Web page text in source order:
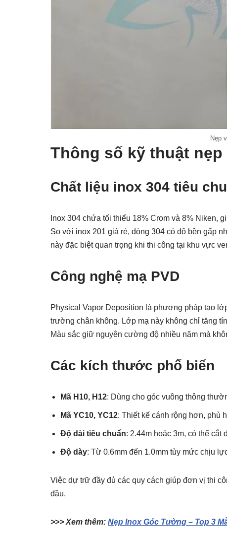
Nẹp
Thông số kỹ thuật nẹp
Chất liệu inox 304 tiêu
Inox 304 chứa tối thiểu 18% Crom và 8% Niken,
So với inox 201 giá rẻ, dòng 304 có độ bền gấp
này đặc biệt quan trọng khi thi công tại khu vực
Công nghệ mạ PVD
Physical Vapor Deposition là phương pháp tạo
trường chân không. Lớp mạ này không chỉ tăng
Màu sắc giữ nguyên cường độ nhiều năm mà
Các kích thước phổ biến
Mã H10, H12: Dùng cho góc vuông thông
Mã YC10, YC12: Thiết kế cánh rộng hơn, phù
Độ dài tiêu chuẩn: 2.44m hoặc 3m, có thể cắt
Độ dày: Từ 0.6mm đến 1.0mm tùy mức chịu
Việc dự trữ đầy đủ các quy cách giúp đơn vị thi
đầu.
>>> Xem thêm: Nẹp Inox Góc Tường – Top 3